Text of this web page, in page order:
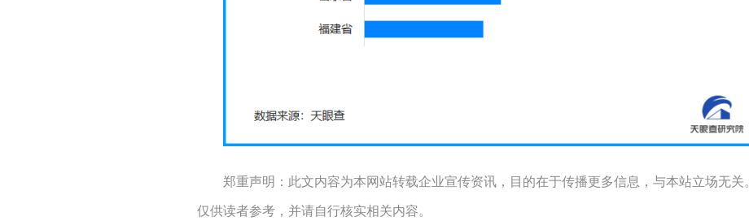
郑重声明：此文内容为本网站转载企业宣传资讯，目的在于传播更多信息，与本站立场无关。
仅供读者参考，并请自行核实相关内容。